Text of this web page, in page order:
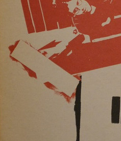
fesztivál, Kecskemét,
4 nap, 4 színpad, 10 ország
05.
– 541. rész: Juhász Márton
05.
1983-ból - John Scofield „Out
1982-ből - John Scofield
04.